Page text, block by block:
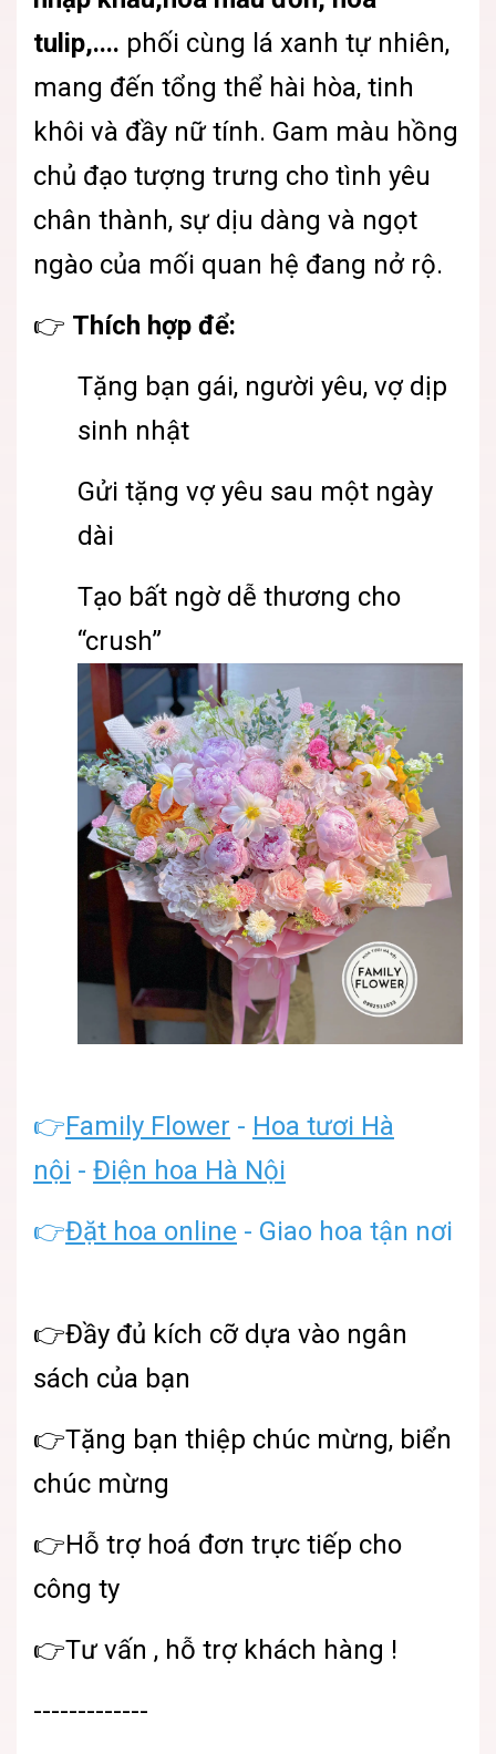
tulip,.... phối cùng lá xanh tự nhiên,
mang đến tổng thể hài hòa, tinh
khôi và đầy nữ tính. Gam màu hồng
chủ đạo tượng trưng cho tình yêu
chân thành, sự dịu dàng và ngọt
ngào của mối quan hệ đang nở rộ.
👉 Thích hợp để:
Tặng bạn gái, người yêu, vợ dịp
sinh nhật
Gửi tặng vợ yêu sau một ngày
dài
Tạo bất ngờ dễ thương cho
“crush”
👉Family Flower - Hoa tươi Hà
nội - Điện hoa Hà Nội
👉Đặt hoa online - Giao hoa tận nơi
👉Đầy đủ kích cỡ dựa vào ngân
sách của bạn
👉Tặng bạn thiệp chúc mừng, biển
chúc mừng
👉Hỗ trợ hoá đơn trực tiếp cho
công ty
👉Tư vấn , hỗ trợ khách hàng !
-------------